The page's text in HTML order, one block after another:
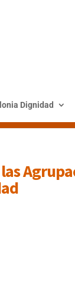
Dignidad
las